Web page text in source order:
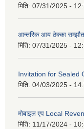
मिति: 07/31/2025 -
आन्तरिक आय ठेक्का
मिति: 07/31/2025 -
Invitation for Sealed
मिति: 04/03/2025 -
मोबाइल एप Local
मिति: 11/17/2024 -